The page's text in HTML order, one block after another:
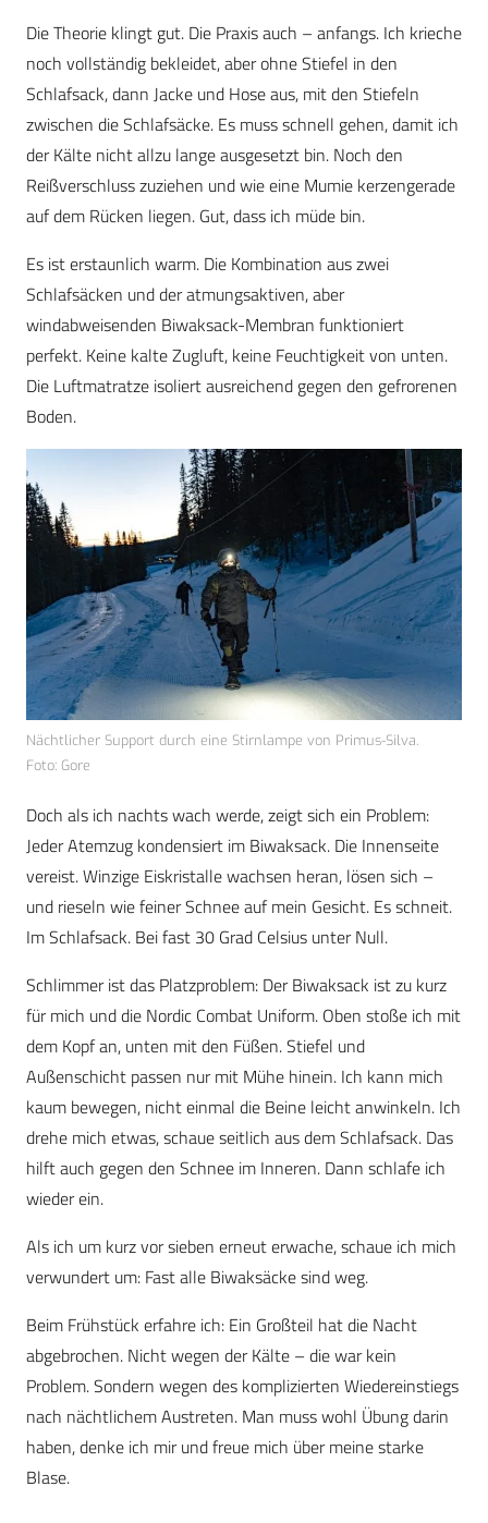
Die Theorie klingt gut. Die Praxis auch – anfangs. Ich krieche
noch vollständig bekleidet, aber ohne Stiefel in den
Schlafsack, dann Jacke und Hose aus, mit den Stiefeln
zwischen die Schlafsäcke. Es muss schnell gehen, damit ich
der Kälte nicht allzu lange ausgesetzt bin. Noch den
Reißverschluss zuziehen und wie eine Mumie kerzengerade
auf dem Rücken liegen. Gut, dass ich müde bin.
Es ist erstaunlich warm. Die Kombination aus zwei
Schlafsäcken und der atmungsaktiven, aber
windabweisenden Biwaksack-Membran funktioniert
perfekt. Keine kalte Zugluft, keine Feuchtigkeit von unten.
Die Luftmatratze isoliert ausreichend gegen den gefrorenen
Boden.
Nächtlicher Support durch eine Stirnlampe von Primus-Silva.
Foto: Gore
Doch als ich nachts wach werde, zeigt sich ein Problem:
Jeder Atemzug kondensiert im Biwaksack. Die Innenseite
vereist. Winzige Eiskristalle wachsen heran, lösen sich –
und rieseln wie feiner Schnee auf mein Gesicht. Es schneit.
Im Schlafsack. Bei fast 30 Grad Celsius unter Null.
Schlimmer ist das Platzproblem: Der Biwaksack ist zu kurz
für mich und die Nordic Combat Uniform. Oben stoße ich mit
dem Kopf an, unten mit den Füßen. Stiefel und
Außenschicht passen nur mit Mühe hinein. Ich kann mich
kaum bewegen, nicht einmal die Beine leicht anwinkeln. Ich
drehe mich etwas, schaue seitlich aus dem Schlafsack. Das
hilft auch gegen den Schnee im Inneren. Dann schlafe ich
wieder ein.
Als ich um kurz vor sieben erneut erwache, schaue ich mich
verwundert um: Fast alle Biwaksäcke sind weg.
Beim Frühstück erfahre ich: Ein Großteil hat die Nacht
abgebrochen. Nicht wegen der Kälte – die war kein
Problem. Sondern wegen des komplizierten Wiedereinstiegs
nach nächtlichem Austreten. Man muss wohl Übung darin
haben, denke ich mir und freue mich über meine starke
Blase.